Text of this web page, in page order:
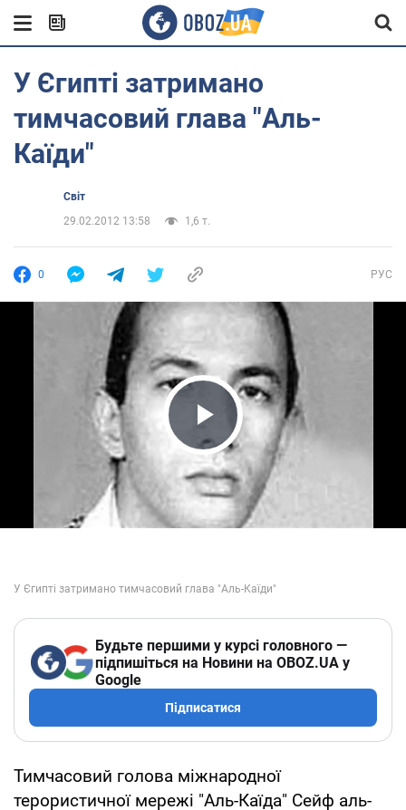
У Єгипті затримано
тимчасовий глава "Аль-
Каїди"
Світ
29.02.2012 13:58
1,6 т.
0 РУС
Play Video
Будьте першими у курсі головного —
підпишіться на Новини на OBOZ.UA у
Google
Підписатися
Тимчасовий голова міжнародної
терористичної мережі "Аль-Каїда" Сейф аль-